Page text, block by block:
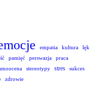
empatia kultura
lęk
pamięć perswazja
praca
stereotypy stres sukces
zdrowie